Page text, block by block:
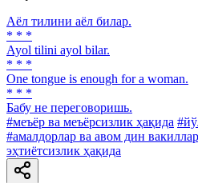
Аёл тилини аёл билар.
* * *
Ayol tilini ayol bilar.
* * *
One tongue is enough for a woman.
* * *
Бабу не переговоришь.
#меъёр ва меъёрсизлик ҳақида
#амалдорлар ва авом дин
эҳтиётсизлик ҳақида